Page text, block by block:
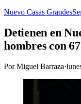
Nuevo Casas Grandes
Detienen en
hombres con
PorMiguel Barraza·